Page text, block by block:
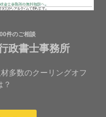
件のご相談
政書士事務所
多数のクーリングオフ
？